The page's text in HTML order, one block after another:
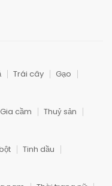
Trái cây
Gạo
Gia cầm
Thuỷ sản
Tinh dầu